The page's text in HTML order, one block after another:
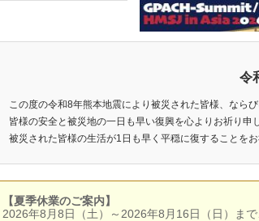
令
この度の令和8年熊本地震により被災された皆様、なら
皆様の安全と被災地の一日も早い復興を心よりお祈り申
被災された皆様の生活が1日も早く平穏に復することをお
【夏季休業のご案内】
2026年8月8日（土）～2026年8月16日（日）まで